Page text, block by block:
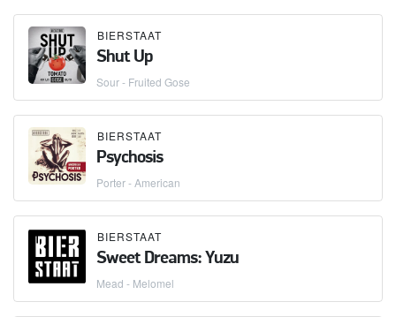
BIERSTAAT
Shut Up
Sour - Fruited Gose
BIERSTAAT
Psychosis
Porter - American
BIERSTAAT
Sweet Dreams: Yuzu
Mead - Melomel